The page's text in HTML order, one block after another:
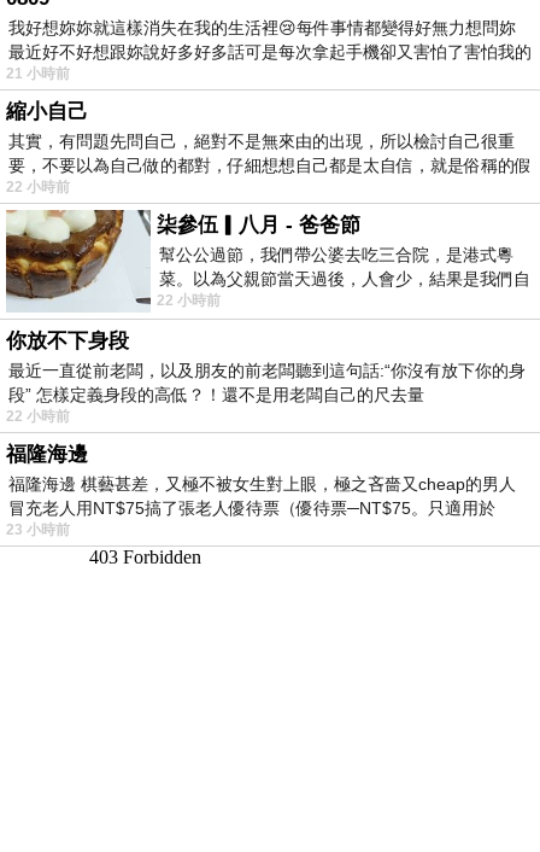
我好想妳妳就這樣消失在我的生活裡😢每件事情都變得好無力想問妳
最近好不好想跟妳說好多好多話可是每次拿起手機卻又害怕了害怕我的
出現
21 小時前
縮小自己
其實，有問題先問自己，絕對不是無來由的出現，所以檢討自己很重
要，不要以為自己做的都對，仔細想想自己都是太自信，就是俗稱的假
22 小時前
柒參伍▎八月 - 爸爸節
幫公公過節，我們帶公婆去吃三合院，是港式粵
菜。以為父親節當天過後，人會少，結果是我們自
己想多了。人陸續地進，滿滿都是人，個人
22 小時前
你放不下身段
最近一直從前老闆，以及朋友的前老闆聽到這句話:“你沒有放下你的身
段” 怎樣定義身段的高低？！還不是用老闆自己的尺去量
22 小時前
福隆海邊
福隆海邊 棋藝甚差，又極不被女生對上眼，極之吝嗇又cheap的男人
冒充老人用NT$75搞了張老人優待票（優待票─NT$75。只適用於
23 小時前